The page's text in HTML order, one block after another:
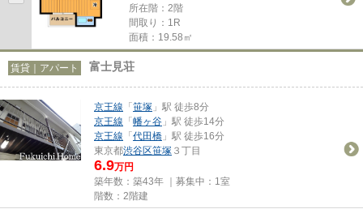
所在階：2階
間取り：1R
面積：19.58㎡
賃貸｜アパート 富士見荘
京王線 「笹塚 」駅 徒歩8分
京王線 「幡ヶ谷 」駅 徒歩14分
京王線 「代田橋 」駅 徒歩16分
東京都渋谷区笹塚 ３丁目
6.9万円
築年数：築43年 ｜募集中： 1室
階数：2階建